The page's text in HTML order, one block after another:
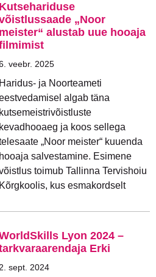
Kutsehariduse
„Noor
meister“ alustab uue hooaja
veebr. 2025
Haridus- ja Noorteameti
algab täna
kutsemeistrivõistluste
kevadhooaeg ja koos sellega
„Noor meister“ kuuenda
hooaja salvestamine. Esimene
toimub Tallinna Tervishoiu
Kõrgkoolis, kus esmakordselt
Lyon 2024 –
Erki
2. sept. 2024